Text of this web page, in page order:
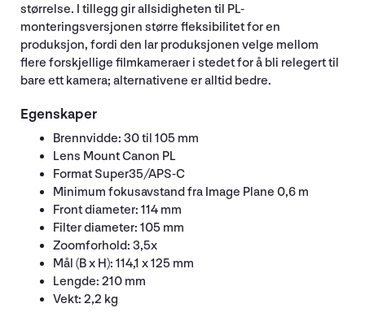
størrelse. I tillegg gir allsidigheten til PL-
monteringsversjonen større fleksibilitet for en
produksjon, fordi den lar produksjonen velge mellom
flere forskjellige filmkameraer i stedet for å bli relegert til
bare ett kamera; alternativene er alltid bedre.
Egenskaper
Brennvidde: 30 til 105 mm
Lens Mount Canon PL
Format Super35/APS-C
Minimum fokusavstand fra Image Plane 0,6 m
Front diameter: 114 mm
Filter diameter: 105 mm
Zoomforhold: 3,5x
Mål (B x H): 114,1 x 125 mm
Lengde: 210 mm
Vekt: 2,2 kg